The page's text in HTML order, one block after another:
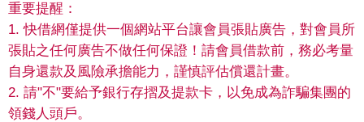
重要提醒：
1. 快借網僅提供一個網站平台讓會員張貼廣告，對會員所
張貼之任何廣告不做任何保證！請會員借款前，務必考量
自身還款及風險承擔能力，謹慎評估償還計畫。
2. 請"不"要給予銀行存摺及提款卡，以免成為詐騙集團的
領錢人頭戶。